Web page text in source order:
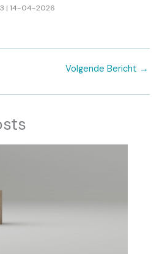
| 14-04-2026
Volgende Bericht →